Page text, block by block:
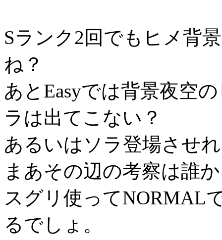
Sランク2回でもヒメ背
ね？
あとEasyでは背景夜空
ラは出てこない？
あるいはソラ登場させ
まあその辺の考察は誰
スグリ使ってNORMAL
るでしょ。